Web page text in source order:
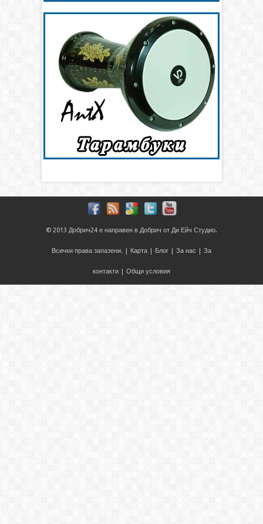
© 2013 Добрич24 е направен в Добрич от Ди Ейч Студио.
Всички права запазени. | Карта | Блог | За нас | За
контакти | Общи условия